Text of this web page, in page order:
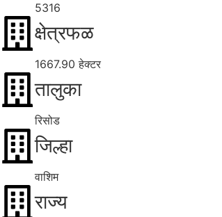
5316
क्षेत्रफळ
1667.90 हेक्टर
तालुका
रिसोड
जिल्हा
वाशिम
राज्य